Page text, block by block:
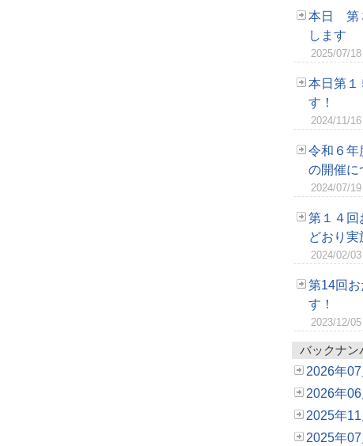
本日 第
します
2025/07/
本日第１
す！
2024/11/
令和６
の開催に
2024/07/
第１４回
どおり実
2024/02/
第14回お
す！
2023/12/
バックナン
2026年
2026年
2025年
2025年